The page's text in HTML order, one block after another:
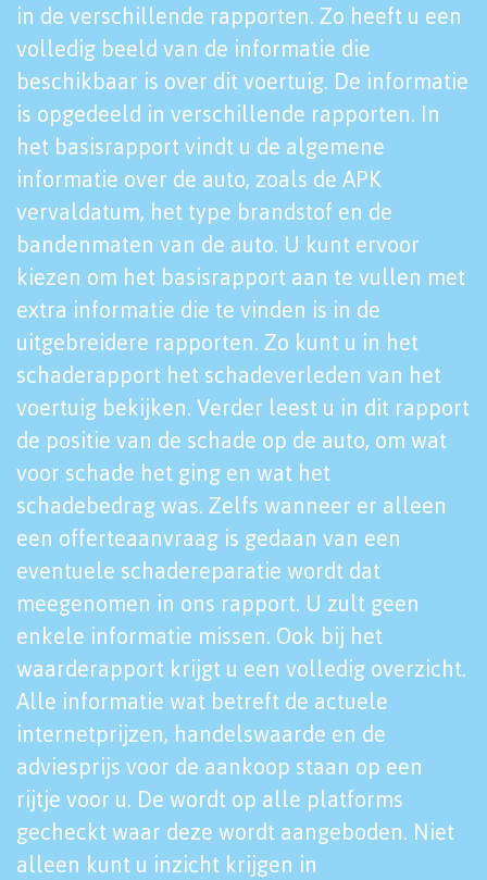
in de verschillende rapporten. Zo heeft u een
volledig beeld van de informatie die
beschikbaar is over dit voertuig. De informatie
is opgedeeld in verschillende rapporten. In
het basisrapport vindt u de algemene
informatie over de auto, zoals de APK
vervaldatum, het type brandstof en de
bandenmaten van de auto. U kunt ervoor
kiezen om het basisrapport aan te vullen met
extra informatie die te vinden is in de
uitgebreidere rapporten. Zo kunt u in het
schaderapport het schadeverleden van het
voertuig bekijken. Verder leest u in dit rapport
de positie van de schade op de auto, om wat
voor schade het ging en wat het
schadebedrag was. Zelfs wanneer er alleen
een offerteaanvraag is gedaan van een
eventuele schadereparatie wordt dat
meegenomen in ons rapport. U zult geen
enkele informatie missen. Ook bij het
waarderapport krijgt u een volledig overzicht.
Alle informatie wat betreft de actuele
internetprijzen, handelswaarde en de
adviesprijs voor de aankoop staan op een
rijtje voor u. De wordt op alle platforms
gecheckt waar deze wordt aangeboden. Niet
alleen kunt u inzicht krijgen in